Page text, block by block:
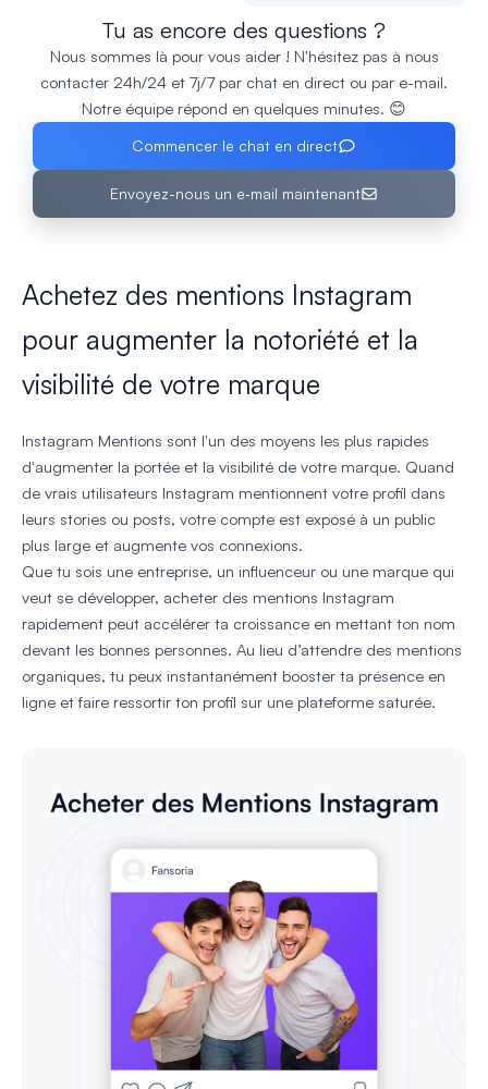
Tu as encore des questions ?
Nous sommes là pour vous aider ! N'hésitez pas à nous
contacter 24h/24 et 7j/7 par chat en direct ou par e-mail.
Notre équipe répond en quelques minutes. 😊
Commencer le chat en direct
Envoyez-nous un e‑mail maintenant
Achetez des mentions Instagram
pour augmenter la notoriété et la
visibilité de votre marque
Instagram Mentions sont l'un des moyens les plus rapides
d'augmenter la portée et la visibilité de votre marque. Quand
de vrais utilisateurs Instagram mentionnent votre profil dans
leurs stories ou posts, votre compte est exposé à un public
plus large et augmente vos connexions.
Que tu sois une entreprise, un influenceur ou une marque qui
veut se développer, acheter des mentions Instagram
rapidement peut accélérer ta croissance en mettant ton nom
devant les bonnes personnes. Au lieu d’attendre des mentions
organiques, tu peux instantanément booster ta présence en
ligne et faire ressortir ton profil sur une plateforme saturée.